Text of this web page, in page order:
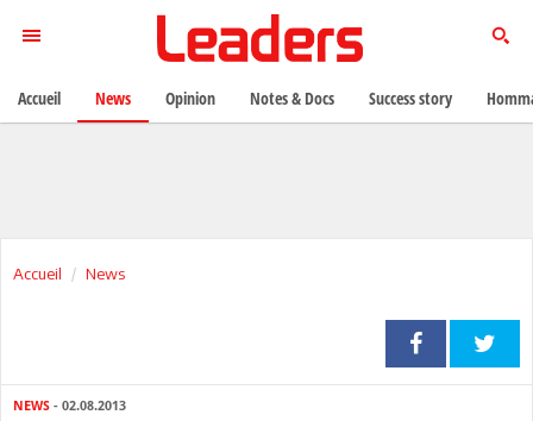
Accueil News
NEWS - 02.08.2013
Accueil News Opinion Notes & Docs Success story